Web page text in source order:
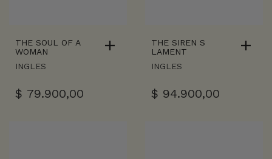
THE SOUL OF A
WOMAN
INGLES
$ 79.900,00
THE SIREN S
LAMENT
INGLES
$ 94.900,00